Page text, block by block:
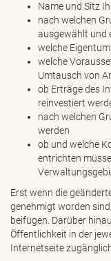
Name und Sitz
nach welchen
ausgewählt und
welche
welche
Umtausch von
ob Erträge des
reinvestiert
nach welchen
werden
ob und welche
entrichten
Erst wenn die
genehmigt worden
beifügen. Darüber
Öffentlichkeit in der
Internetseite